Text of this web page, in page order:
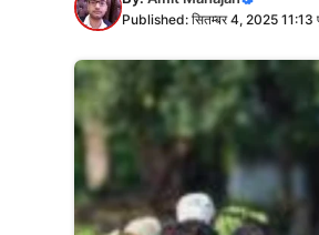
Published: सितम्बर 4, 2025 11:13